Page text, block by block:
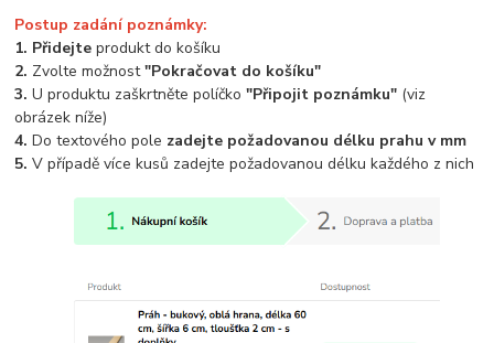
Postup zadání poznámky:
1. Přidejte produkt do košíku
2. Zvolte možnost"Pokračovat do košíku"
3.U produktu zaškrtněte políčko"Připojit poznámku" (viz
obrázek níže)
4.Do textového pole zadejte požadovanou délku prahu v mm
5.V případě více kusů zadejte požadovanou délku každého z nich